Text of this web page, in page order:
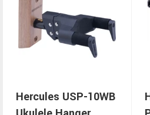
Hercules USP-10WB